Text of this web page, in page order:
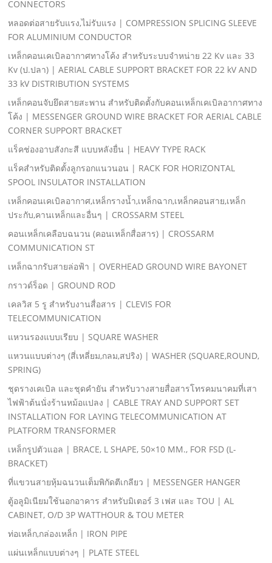
CONNECTORS
หลอดต่อสายรับแรง,ไม่รับแรง | COMPRESSION SPLICING SLEEVE
FOR ALUMINIUM CONDUCTOR
เหล็กคอนเคเบิลอากาศทางโค้ง สําหรับระบบจําหน่าย 22 Kv และ 33
Kv (ป.ปลา) | AERIAL CABLE SUPPORT BRACKET FOR 22 kV AND
33 kV DISTRIBUTION SYSTEMS
เหล็กคอนจับยึดสายสะพาน สําหรับติดตั้งกับคอนเหล็กเคเบิลอากาศทาง
โค้ง | MESSENGER GROUND WIRE BRACKET FOR AERIAL CABLE
CORNER SUPPORT BRACKET
แร็คช่องอาบสังกะสี แบบหลังยื่น | HEAVY TYPE RACK
แร็คสําหรับติดตั้งลูกรอกแนวนอน | RACK FOR HORIZONTAL
SPOOL INSULATOR INSTALLATION
เหล็กคอนเคเบิลอากาศ,เหล็กรางนํ้า,เหล็กฉาก,เหล็กคอนสาย,เหล็ก
ประกับ,คานเหล็กและอื่นๆ | CROSSARM STEEL
คอนเหล็กเคลือบฉนวน (คอนเหล็กสื่อสาร) | CROSSARM
COMMUNICATION ST
เหล็กฉากรับสายล่อฟ้า | OVERHEAD GROUND WIRE BAYONET
กราวด์ร็อด | GROUND ROD
เคลวิส 5 รู สําหรับงานสื่อสาร | CLEVIS FOR
TELECOMMUNICATION
แหวนรองแบบเรียบ | SQUARE WASHER
แหวนแบบต่างๆ (สี่เหลี่ยม,กลม,สปริง) | WASHER (SQUARE,ROUND,
SPRING)
ชุดรางเคเบิล และชุดคํายัน สําหรับวางสายสื่อสารโทรคมนาคมที่เสา
ไฟฟ้าต้นนั่งร้านหม้อแปลง | CABLE TRAY AND SUPPORT SET
INSTALLATION FOR LAYING TELECOMMUNICATION AT
PLATFORM TRANSFORMER
เหล็กรูปตัวแอล | BRACE, L SHAPE, 50×10 MM., FOR FSD (L-
BRACKET)
ที่แขวนสายหุ้มฉนวนเต็มพิกัดตีเกลียว | MESSENGER HANGER
ตู้อลูมิเนียมใช้นอกอาคาร สําหรับมิเตอร์ 3 เฟส และ TOU | AL
CABINET, O/D 3P WATTHOUR & TOU METER
ท่อเหล็ก,กล่องเหล็ก | IRON PIPE
แผ่นเหล็กแบบต่างๆ | PLATE STEEL